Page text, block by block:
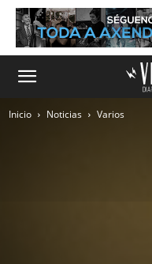
Inicio Noticias Varios